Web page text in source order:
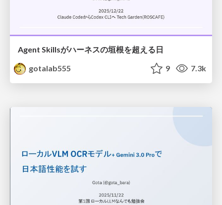
Agent Skillsがハーネスの垣根を超える日
gotalab555
9 7.3k